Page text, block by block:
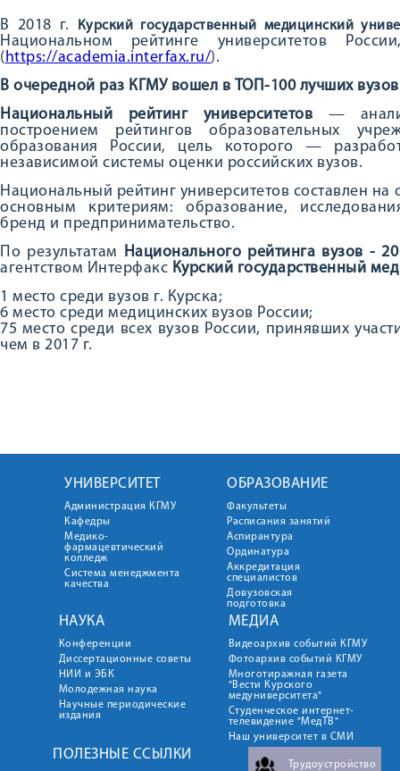
В 2018 г. Курский государственный медицинский
Национальном рейтинге университетов
(https://academia.interfax.ru/).
В очередной раз КГМУ вошел в ТОП-100 лучших
Национальный рейтинг университетов —
построением рейтингов образовательных
образования России, цель которого —
независимой системы оценки российских вузов.
Национальный рейтинг университетов составлен
основным критериям: образование,
бренд и предпринимательство.
По результатам Национального рейтинга вузов -
агентством Интерфакс Курский государственный
1 место среди вузов г. Курска;
6 место среди медицинских вузов России;
75 место среди всех вузов России, принявших
чем в 2017 г.
УНИВЕРСИТЕТ
Администрация КГМУ
Кафедры
Медико-
фармацевтический
колледж
Система менеджмента
качества
ОБРАЗОВАНИЕ
Факультеты
Расписания занятий
Аспирантура
Ординатура
Аккредитация
специалистов
Довузовская
подготовка
НАУКА
Конференции
Диссертационные советы
НИИ и ЭБК
Молодежная наука
Научные периодические
издания
МЕДИА
Видеоархив событий КГМУ
Фотоархив событий КГМУ
Многотиражная газета
"Вести Курского
медуниверситета"
Студенческое интернет-
телевидение "МедТВ"
Наш университет в СМИ
ПОЛЕЗНЫЕ ССЫЛКИ
Трудоустройство